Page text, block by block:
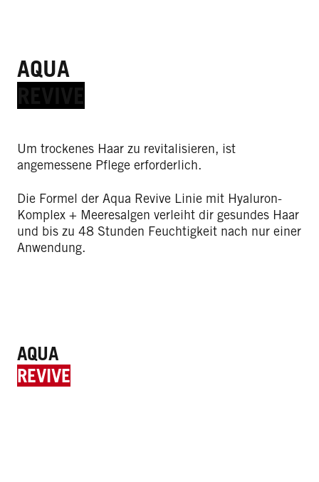
AQUA
Um trockenes Haar zu revitalisieren, ist
angemessene Pflege erforderlich.
Die Formel der Aqua Revive Linie mit Hyaluron-
Komplex + Meeresalgen verleiht dir gesundes Haar
und bis zu 48 Stunden Feuchtigkeit nach nur einer
Anwendung.
AQUA
REVIVE